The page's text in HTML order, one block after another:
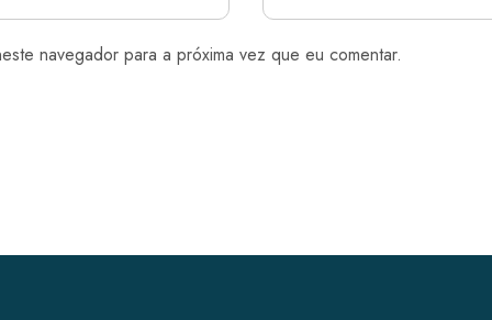
navegador para a próxima vez que eu comentar.